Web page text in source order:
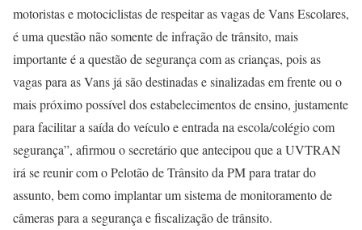
motoristas e motociclistas de respeitar as vagas de Vans Escolares,
é uma questão não somente de infração de trânsito, mais
importante é a questão de segurança com as crianças, pois as
vagas para as Vans já são destinadas e sinalizadas em frente ou o
mais próximo possível dos estabelecimentos de ensino, justamente
para facilitar a saída do veículo e entrada na escola/colégio com
segurança”, afirmou o secretário que antecipou que a UVTRAN
irá se reunir com o Pelotão de Trânsito da PM para tratar do
assunto, bem como implantar um sistema de monitoramento de
câmeras para a segurança e fiscalização de trânsito.